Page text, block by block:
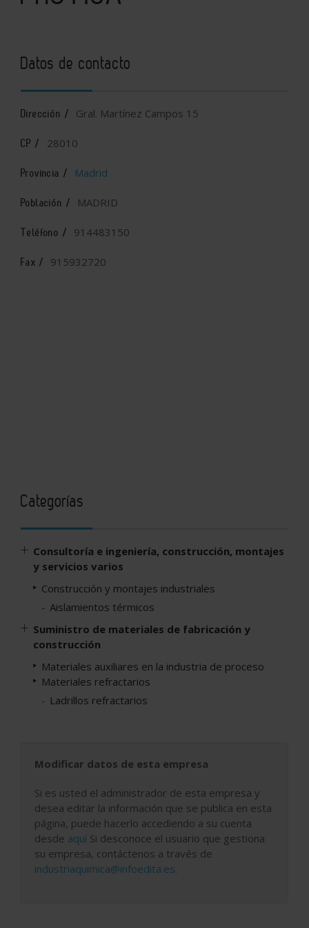
Datos de contacto
Dirección / Gral. Martínez Campos 15
CP / 28010
Provincia / Madrid
Población / MADRID
Teléfono / 914483150
Fax / 915932720
Categorías
Consultoría e ingeniería, construcción, montajes
y servicios varios
Construcción y montajes industriales
Aislamientos térmicos
Suministro de materiales de fabricación y
construcción
Materiales auxiliares en la industria de proceso
Materiales refractarios
Ladrillos refractarios
Modificar datos de esta empresa
Si es usted el administrador de esta empresa y
desea editar la información que se publica en esta
página, puede hacerlo accediendo a su cuenta
desde aquí Si desconoce el usuario que gestiona
su empresa, contáctenos a través de
industriaquimica@infoedita.es.